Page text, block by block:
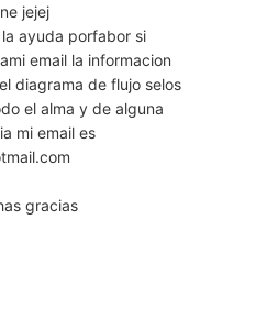
jejej
ayuda porfabor si
email la informacion
diagrama de flujo selos
el alma y de alguna
mi email es
gracias